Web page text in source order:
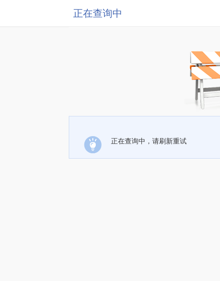
正在查询中
正在查询中，请刷新重试